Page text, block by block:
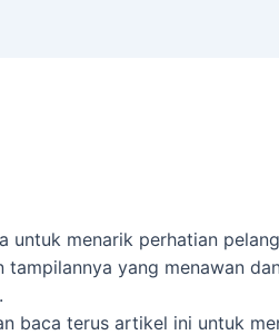
menarik perhatian
yang menawan
baca terus artikel ini untuk